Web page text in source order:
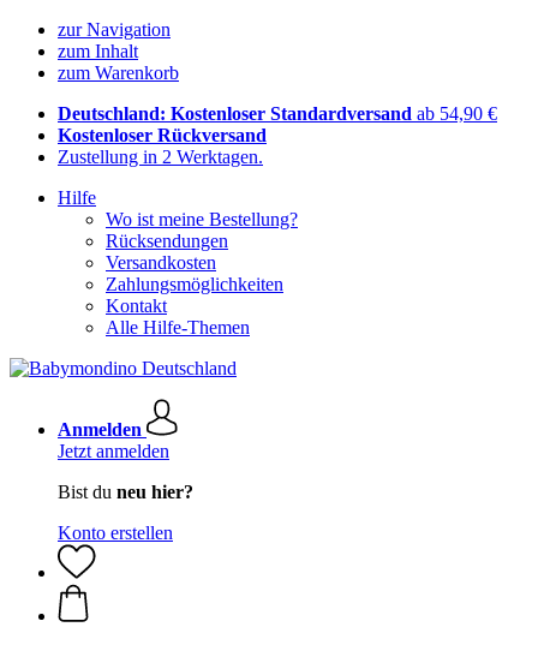
zur Navigation
zum Inhalt
zum Warenkorb
Deutschland: Kostenloser Standardversand ab 54,90 €
Kostenloser Rückversand
Zustellung in 2 Werktagen.
Hilfe
Wo ist meine Bestellung?
Rücksendungen
Versandkosten
Zahlungsmöglichkeiten
Kontakt
Alle Hilfe-Themen
Anmelden
Jetzt anmelden
Bist du neu hier?
Konto erstellen